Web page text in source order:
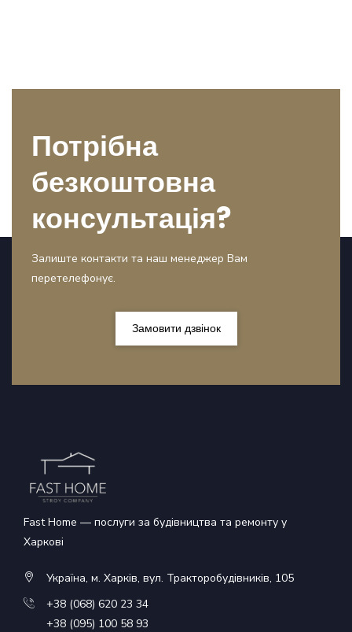
Потрібна
безкоштовна
консультація?
Залиште контакти та наш менеджер Вам
перетелефонує.
Замовити дзвінок
Fast Home — послуги за будівництва та ремонту у
Харкові
Україна, м. Харків, вул. Тракторобудівників, 105
+38 (068) 620 23 34
+38 (095) 100 58 93